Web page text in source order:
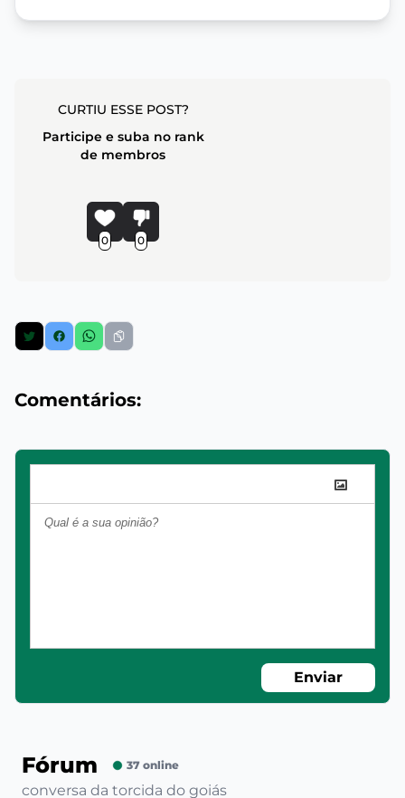
CURTIU ESSE POST?
Participe e suba no rank
de membros
0 0
Comentários:
Enviar
Fórum 37 online
conversa da torcida do goiás